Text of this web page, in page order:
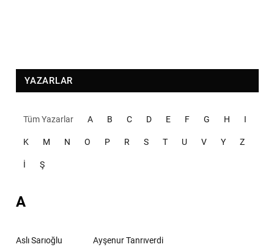
YAZARLAR
Tüm Yazarlar A B C D E F G H I
K M N O P R S T U V Y Z
İ Ş
A
Aslı Sarıoğlu
Ayşenur Tanrıverdi